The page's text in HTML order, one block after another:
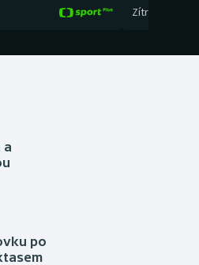
Zítra
a
po